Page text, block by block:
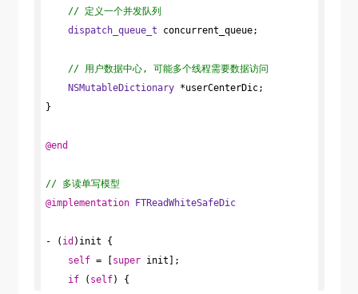
      pthread_rwlock_init(&lock,
// 创建数据容器
dictionary];
// 通过宏定义 DISPATCH_QUEUE_CONCURRENT 创
建一个并发队列
dispatch_queue_create(
    }
return self;
id)objectForKey:(NSString
//加读锁
// 定义一个并发队列
dispatch_queue_t concurrent_queue;
// 用户数据中心, 可能多个线程需要数据访问
NSMutableDictionary *userCenterDic;
}
@end
// 多读单写模型
@implementation
FTReadWhiteSafeDic
- ( id )init {
self = [ super init];
if ( self) {